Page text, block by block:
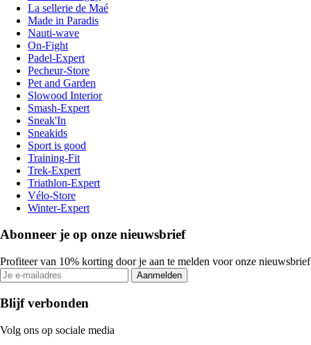
La sellerie de Maé
Made in Paradis
Nauti-wave
On-Fight
Padel-Expert
Pecheur-Store
Pet and Garden
Slowood Interior
Smash-Expert
Sneak'In
Sneakids
Sport is good
Training-Fit
Trek-Expert
Triathlon-Expert
Vélo-Store
Winter-Expert
Abonneer je op onze nieuwsbrief
Profiteer van 10% korting door je aan te melden voor onze nieuwsbrief
Aanmelden
Blijf verbonden
Volg ons op sociale media